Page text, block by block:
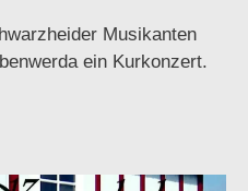
Musikanten
ein Kurkonzert.